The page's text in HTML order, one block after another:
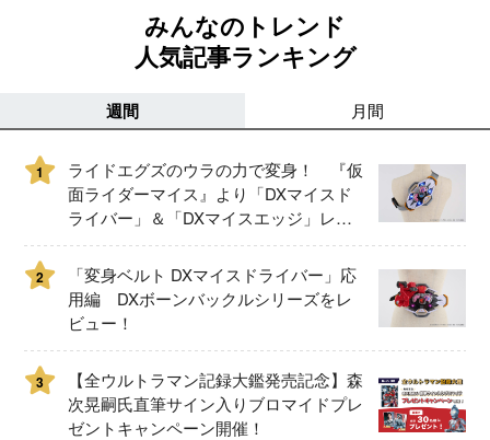
みんなのトレンド
人気記事ランキング
週間 月間
1
ライドエグズのウラの力で変身！ 『仮
面ライダーマイス』より「DXマイスド
ライバー」＆「DXマイスエッジ」レビ
ュー！
2
「変身ベルト DXマイスドライバー」応
用編 DXボーンバックルシリーズをレ
ビュー！
3
【全ウルトラマン記録大鑑発売記念】森
次晃嗣氏直筆サイン入りブロマイドプレ
ゼントキャンペーン開催！